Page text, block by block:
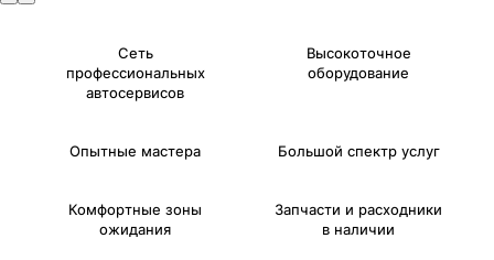
Сеть
профессиональных
автосервисов
Высокоточное
оборудование
Опытные мастера Большой спектр услуг
Комфортные зоны
ожидания
Запчасти и расходники
в наличии